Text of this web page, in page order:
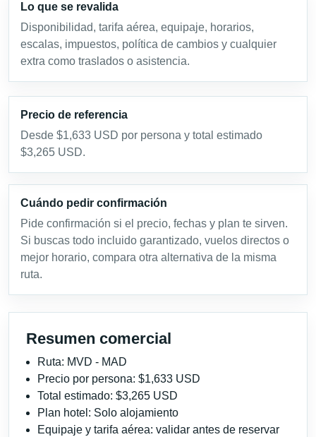
Lo que se revalida
Disponibilidad, tarifa aérea, equipaje, horarios,
escalas, impuestos, política de cambios y cualquier
extra como traslados o asistencia.
Precio de referencia
Desde $1,633 USD por persona y total estimado
$3,265 USD.
Cuándo pedir confirmación
Pide confirmación si el precio, fechas y plan te sirven.
Si buscas todo incluido garantizado, vuelos directos o
mejor horario, compara otra alternativa de la misma
ruta.
Resumen comercial
Ruta: MVD - MAD
Precio por persona: $1,633 USD
Total estimado: $3,265 USD
Plan hotel: Solo alojamiento
Equipaje y tarifa aérea: validar antes de reservar